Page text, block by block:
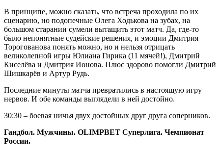
В принципе, можно сказать, что встреча проходила по их
сценарию, но подопечные Олега Ходькова на зубах, на
большом старании сумели вытащить этот матч. Да, где-то
было непонятные судейские решения, и эмоции Дмитрия
Торогованова понять можно, но и нельзя отрицать
великолепной игры Юлиана Гирика (11 мячей!), Дмитрий
Киселёва и Дмитрия Ионова. Плюс здорово помогли Дмитрий
Шишкарёв и Артур Рудь.
Последние минуты матча превратились в настоящую игру
нервов. И обе команды выглядели в ней достойно.
30:30 – боевая ничья двух достойных друг друга соперников.
Гандбол. Мужчины. OLIMPBET Суперлига. Чемпионат
России.